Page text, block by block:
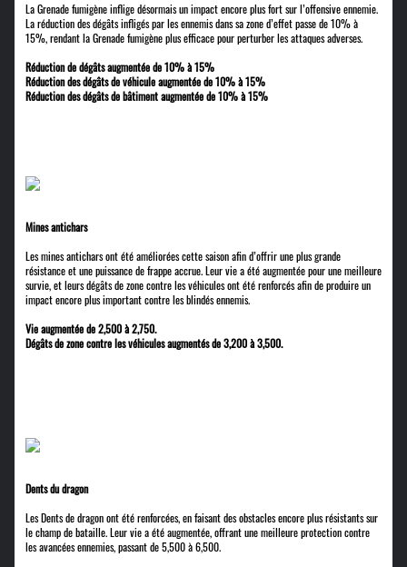
La Grenade fumigène inflige désormais un impact encore plus fort sur l’offensive ennemie.
La réduction des dégâts infligés par les ennemis dans sa zone d’effet passe de 10% à
15%, rendant la Grenade fumigène plus efficace pour perturber les attaques adverses.
Réduction de dégâts augmentée de 10% à 15%
Réduction des dégâts de véhicule augmentée de 10% à 15%
Réduction des dégâts de bâtiment augmentée de 10% à 15%
Mines antichars
Les mines antichars ont été améliorées cette saison afin d’offrir une plus grande
résistance et une puissance de frappe accrue. Leur vie a été augmentée pour une meilleure
survie, et leurs dégâts de zone contre les véhicules ont été renforcés afin de produire un
impact encore plus important contre les blindés ennemis.
Vie augmentée de 2,500 à 2,750.
Dégâts de zone contre les véhicules augmentés de 3,200 à 3,500.
Dents du dragon
Les Dents de dragon ont été renforcées, en faisant des obstacles encore plus résistants sur
le champ de bataille. Leur vie a été augmentée, offrant une meilleure protection contre
les avancées ennemies, passant de 5,500 à 6,500.